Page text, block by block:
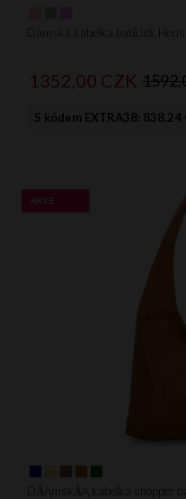
Dámská kabelka batůžek
1352,00 CZK
S kódem EXTRA38: 838.24
DĂĄmskĂĄ kabelka shopper
AKCE